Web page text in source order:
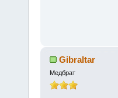
Gibraltar
Медбрат